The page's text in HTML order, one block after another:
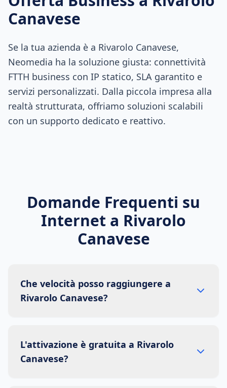
Canavese
Se la tua azienda è a Rivarolo Canavese,
Neomedia ha la soluzione giusta: connettività
FTTH business con IP statico, SLA garantito e
servizi personalizzati. Dalla piccola impresa alla
realtà strutturata, offriamo soluzioni scalabili
con un supporto dedicato e reattivo.
Domande Frequenti su
Internet a Rivarolo
Canavese
Che velocità posso raggiungere a
Rivarolo Canavese?
L'attivazione è gratuita a Rivarolo
Canavese?